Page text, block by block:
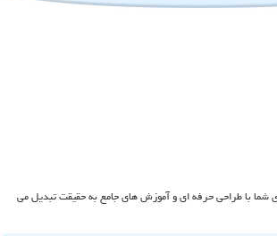
شما با طراحی حرفه ای و آموزش های جامع به حقیقت تبدیل می